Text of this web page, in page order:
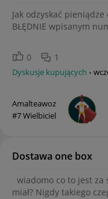
Jak odzyskać
BŁĘDNIE wpisanym
0 1
Dyskusje kupujących
Amalteawoz
#7 Wielbiciel
Dostawa one box
wiadomo co to jest za
miał? Nigdy takiego